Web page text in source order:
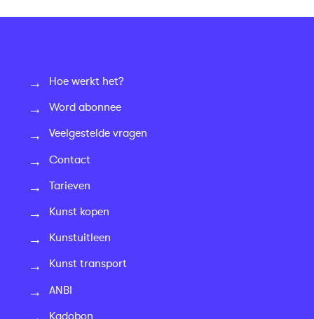
Hoe werkt het?
Word abonnee
Veelgestelde vragen
Contact
Tarieven
Kunst kopen
Kunstuitleen
Kunst transport
ANBI
Kadobon